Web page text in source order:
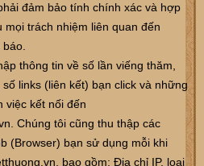
đảm bảo tính chính xác và hợp
trách nhiệm liên quan đến
thông tin về số lần viếng thăm,
links (liên kết) bạn click và những
việc kết nối đến
. Chúng tôi cũng thu thập các
(Browser) bạn sử dụng mỗi khi
, bao gồm: Địa chỉ IP, loại